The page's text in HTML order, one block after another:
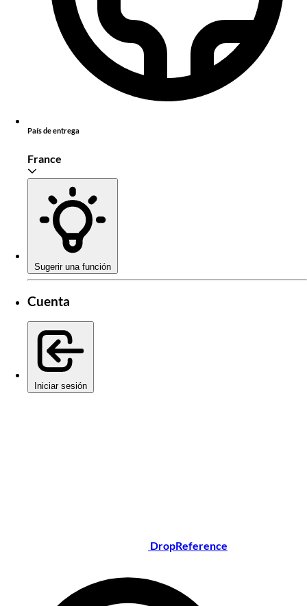
País de entrega
France
Sugerir una función
Cuenta
Iniciar sesión
DropReference